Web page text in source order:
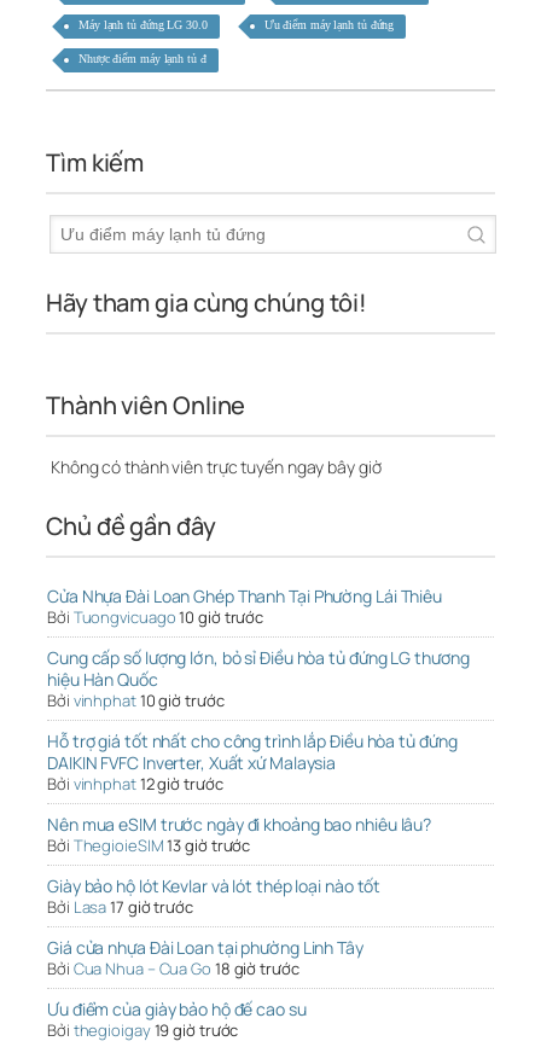
Máy lạnh tủ đứng LG 30.0 Ưu điểm máy lạnh tủ đứng
Nhược điểm máy lạnh tủ đ
Tìm kiếm
Hãy tham gia cùng chúng tôi!
Thành viên Online
Không có thành viên trực tuyến ngay bây giờ
Chủ đề gần đây
Cửa Nhựa Đài Loan Ghép Thanh Tại Phường Lái Thiêu
Bởi Tuongvicuago10 giờ trước
Cung cấp số lượng lớn, bỏ sỉ Điều hòa tủ đứng LG thương
hiệu Hàn Quốc
Bởi vinhphat10 giờ trước
Hỗ trợ giá tốt nhất cho công trình lắp Điều hòa tủ đứng
DAIKIN FVFC Inverter, Xuất xứ Malaysia
Bởi vinhphat12 giờ trước
Nên mua eSIM trước ngày đi khoảng bao nhiêu lâu?
Bởi ThegioieSIM13 giờ trước
Giày bảo hộ lót Kevlar và lót thép loại nào tốt
Bởi Lasa17 giờ trước
Giá cửa nhựa Đài Loan tại phường Linh Tây
Bởi Cua Nhua – Cua Go 18 giờ trước
Ưu điểm của giày bảo hộ đế cao su
Bởi thegioigay19 giờ trước